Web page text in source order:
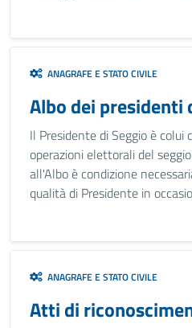
ANAGRAFE E STATO CIVILE
Albo dei presidenti
Il Presidente di Seggio è
operazioni elettorali del
all'Albo è condizione
qualità di Presidente in
ANAGRAFE E STATO CIVILE
Atti di